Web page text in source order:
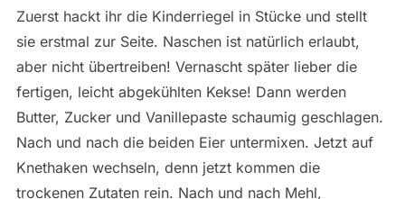
Zuerst hackt ihr die Kinderriegel in Stücke und stellt
sie erstmal zur Seite. Naschen ist natürlich erlaubt,
aber nicht übertreiben! Vernascht später lieber die
fertigen, leicht abgekühlten Kekse! Dann werden
Butter, Zucker und Vanillepaste schaumig geschlagen.
Nach und nach die beiden Eier untermixen. Jetzt auf
Knethaken wechseln, denn jetzt kommen die
trockenen Zutaten rein. Nach und nach Mehl,